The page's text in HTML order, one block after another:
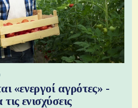
«ενεργοί αγρότες» -
ενισχύσεις